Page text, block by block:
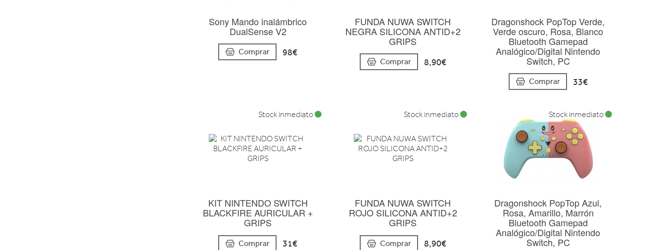
Sony Mando inalámbrico
DualSense V2
Comprar 98€
FUNDA NUWA SWITCH
NEGRA SILICONA ANTID+2
GRIPS
Comprar 8,90€
Dragonshock PopTop Verde,
Verde oscuro, Rosa, Blanco
Bluetooth Gamepad
Analógico/Digital Nintendo
Switch, PC
Comprar 33€
KIT NINTENDO SWITCH
BLACKFIRE AURICULAR +
GRIPS
Comprar 31€
Stock inmediato
FUNDA NUWA SWITCH
ROJO SILICONA ANTID+2
GRIPS
Comprar 8,90€
Stock inmediato
Dragonshock PopTop Azul,
Rosa, Amarillo, Marrón
Bluetooth Gamepad
Analógico/Digital Nintendo
Switch, PC
Stock inmediato